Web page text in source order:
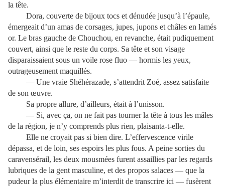
la tête.
Dora, couverte de bijoux tocs et dénudée jusqu’à l’épaule,
émergeait d’un amas de corsages, jupes, jupons et châles en lamés
or. Le bras gauche de Chouchou, en revanche, était pudiquement
couvert, ainsi que le reste du corps. Sa tête et son visage
disparaissaient sous un voile rose fluo — hormis les yeux,
outrageusement maquillés.
— Une vraie Shéhérazade, s’attendrit Zoé, assez satisfaite
de son œuvre.
Sa propre allure, d’ailleurs, était à l’unisson.
— Si, avec ça, on ne fait pas tourner la tête à tous les mâles
de la région, je n’y comprends plus rien, plaisanta-t-elle.
Elle ne croyait pas si bien dire. L’effervescence virile
dépassa, et de loin, ses espoirs les plus fous. A peine sorties du
caravensérail, les deux mousmées furent assaillies par les regards
lubriques de la gent masculine, et des propos salaces — que la
pudeur la plus élémentaire m’interdit de transcrire ici — fusèrent